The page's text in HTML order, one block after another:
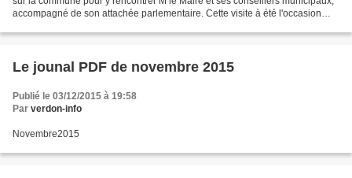
accompagné de son attachée parlementaire. Cette visite à été l'occasion
Le jounal PDF de novembre 2015
Publié le 03/12/2015 à 19:58
Par verdon-info
Novembre2015